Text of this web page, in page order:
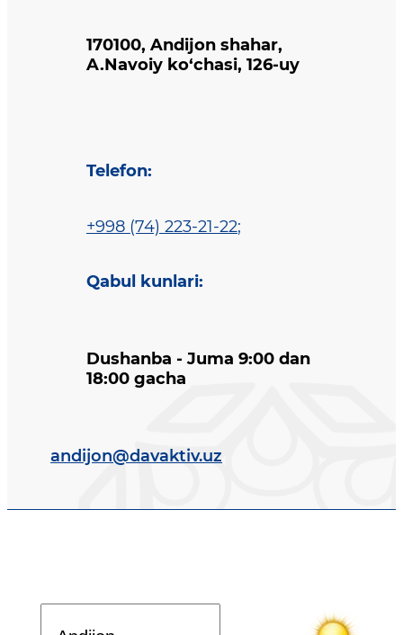
170100, Andijon shahar,
A.Navoiy ko‘chasi, 126-uy
Telefon:
+998 (74) 223-21-22;
Qabul kunlari:
Dushanba - Juma 9:00 dan
18:00 gacha
andijon@davaktiv.uz